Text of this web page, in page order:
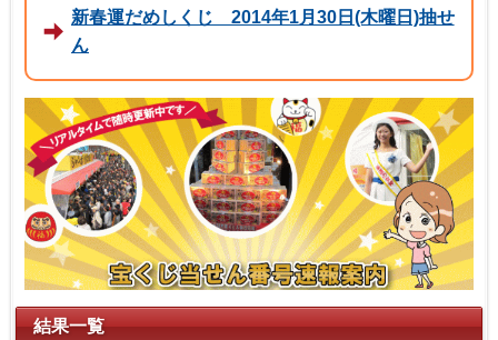
新春運だめしくじ 2014年1月30日(木曜日)抽せ
ん
結果一覧